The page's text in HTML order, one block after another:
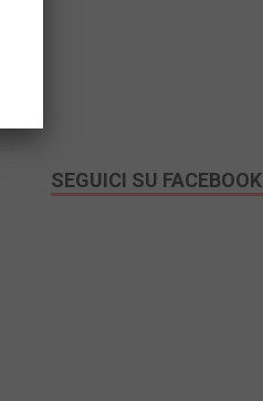
SEGUICI SU FACEBOOK